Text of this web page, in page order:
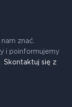
znać.
i poinformujemy
Skontaktuj się z